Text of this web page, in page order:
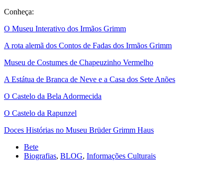
Conheça:
O Museu Interativo dos Irmãos Grimm
A rota alemã dos Contos de Fadas dos Irmãos Grimm
Museu de Costumes de Chapeuzinho Vermelho
A Estátua de Branca de Neve e a Casa dos Sete Anões
O Castelo da Bela Adormecida
O Castelo da Rapunzel
Doces Histórias no Museu Brüder Grimm Haus
Bete
Biografias, BLOG, Informações Culturais